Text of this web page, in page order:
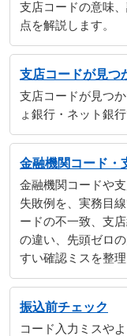
支店コードの意味
点を解説します。
支店コードが見つ
支店コードが見つ
ょ銀行・ネット銀
金融機関コード・
金融機関コードや
失敗例を、実務目
ードの不一致、支
の違い、先頭ゼロ
すい確認ミスを整理
振込前チェック
コード入力ミスや